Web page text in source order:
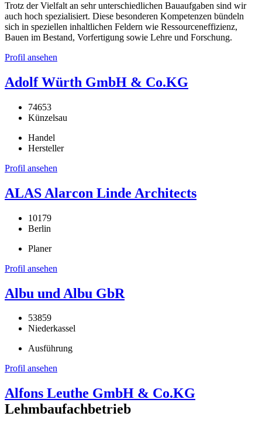
Trotz der Vielfalt an sehr unterschiedlichen Bauaufgaben sind wir
auch hoch spezialisiert. Diese besonderen Kompetenzen bündeln
sich in speziellen inhaltlichen Feldern wie Ressourceneffizienz,
Bauen im Bestand, Vorfertigung sowie Lehre und Forschung.
Profil ansehen
Adolf Würth GmbH & Co.KG
74653
Künzelsau
Handel
Hersteller
Profil ansehen
ALAS Alarcon Linde Architects
10179
Berlin
Planer
Profil ansehen
Albu und Albu GbR
53859
Niederkassel
Ausführung
Profil ansehen
Alfons Leuthe GmbH & Co.KG
Lehmbaufachbetrieb